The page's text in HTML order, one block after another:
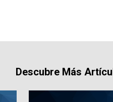
Descubre Más